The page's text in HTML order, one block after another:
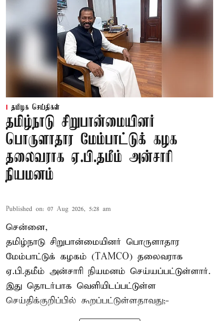
தமிழக செய்திகள்
தமிழ்நாடு சிறுபான்மையினர்
பொருளாதார மேம்பாட்டுக் கழக
தலைவராக ஏ.பி.தமீம் அன்சாரி
நியமனம்
Published on: 07 Aug 2026, 5:28 am
சென்னை,
தமிழ்நாடு சிறுபான்மையினர் பொருளாதார
மேம்பாட்டுக் கழகம் (TAMCO) தலைவராக
ஏ.பி.தமீம் அன்சாரி நியமனம் செய்யப்பட்டுள்ளார்.
இது தொடர்பாக வெளியிடப்பட்டுள்ள
செய்திக்குறிப்பில் கூறப்பட்டுள்ளதாவது;-